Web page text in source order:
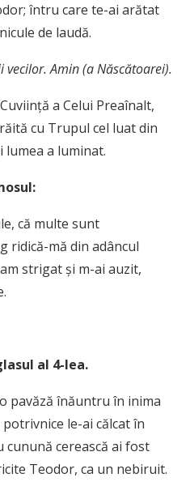
întru care te-ai arătat
de laudă.
vecilor. Amin (a Născătoarei).
a Celui Preaînalt,
cu Trupul cel luat din
lumea a luminat.
că multe sunt
ridică-mă din adâncul
strigat şi m-ai auzit,
al 4-lea.
pavăză înăuntru în inima
le-ai călcat în
cerească ai fost
Teodor, ca un nebiruit.